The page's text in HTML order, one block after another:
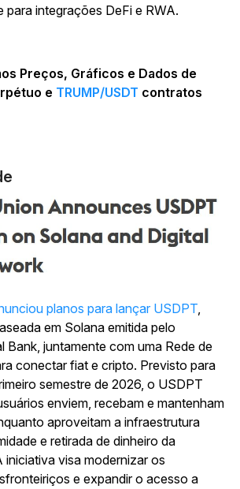
para integrações DeFi e RWA.
Preços, Gráficos e Dados de
e TRUMP/USDT contratos
planos para lançar USDPT,
em Solana emitida pelo
Bank, juntamente com uma Rede de
conectar fiat e cripto. Previsto para
semestre de 2026, o USDPT
enviem, recebam e mantenham
aproveitam a infraestrutura
e retirada de dinheiro da
iniciativa visa modernizar os
e expandir o acesso a